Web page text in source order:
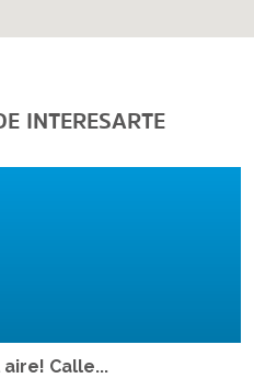
INTERESARTE
Calle...